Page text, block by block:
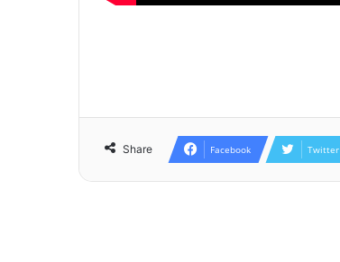
Share Facebook Twitter